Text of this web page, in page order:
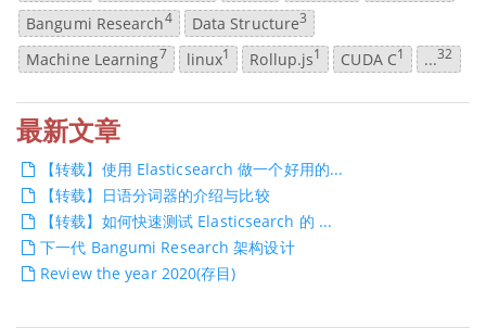
Bangumi Research4 Data Structure3
Machine Learning7 linux1 Rollup.js1 CUDA C1 ...32
最新文章
【转载】使用 Elasticsearch 做一个好用的...
【转载】日语分词器的介绍与比较
【转载】如何快速测试 Elasticsearch 的 ...
下一代 Bangumi Research 架构设计
Review the year 2020(存目)